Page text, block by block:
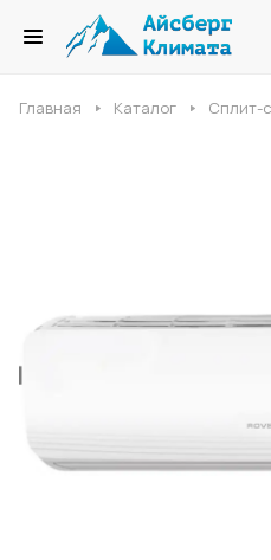
Главная Каталог Сплит-